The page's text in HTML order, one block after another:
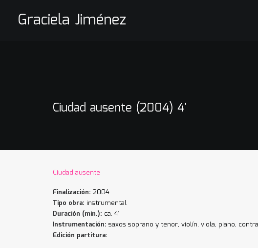
Graciela Jiménez
Ciudad ausente (2004) 4'
Ciudad ausente
Finalización: 2004
Tipo obra: instrumental
Duración (min.): ca. 4’
Instrumentación: saxos soprano y tenor, violín, viola, piano,
Edición partitura: